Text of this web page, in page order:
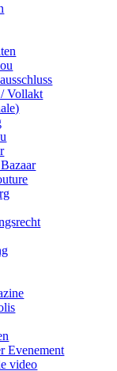
Vollakt
Evenement
video